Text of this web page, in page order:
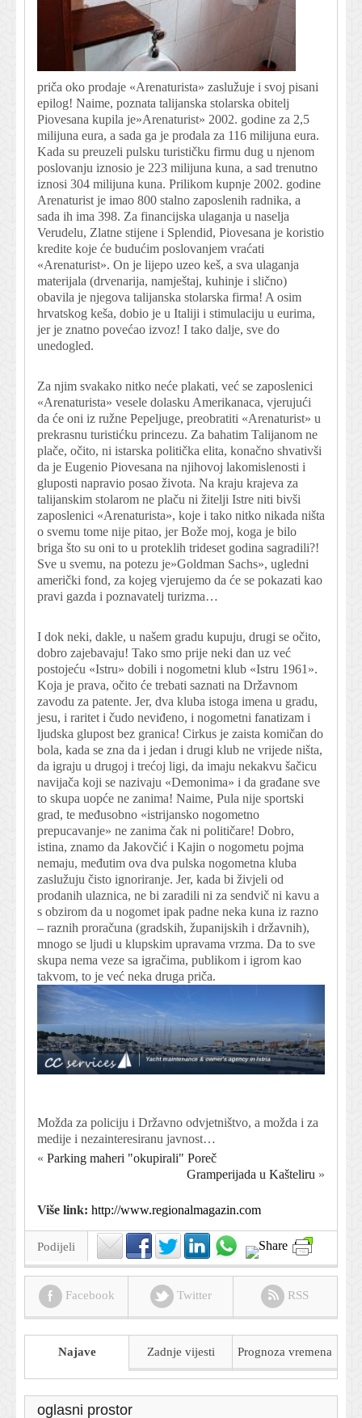
priča oko prodaje «Arenaturista» zaslužuje i svoj pisani
epilog! Naime, poznata talijanska stolarska obitelj
Piovesana kupila je»Arenaturist» 2002. godine za 2,5
milijuna eura, a sada ga je prodala za 116 milijuna eura.
Kada su preuzeli pulsku turističku firmu dug u njenom
poslovanju iznosio je 223 milijuna kuna, a sad trenutno
iznosi 304 milijuna kuna. Prilikom kupnje 2002. godine
Arenaturist je imao 800 stalno zaposlenih radnika, a
sada ih ima 398. Za financijska ulaganja u naselja
Verudelu, Zlatne stijene i Splendid, Piovesana je koristio
kredite koje će budućim poslovanjem vraćati
«Arenaturist». On je lijepo uzeo keš, a sva ulaganja
materijala (drvenarija, namještaj, kuhinje i slično)
obavila je njegova talijanska stolarska firma! A osim
hrvatskog keša, dobio je u Italiji i stimulaciju u eurima,
jer je znatno povećao izvoz! I tako dalje, sve do
unedogled.
Za njim svakako nitko neće plakati, već se zaposlenici
«Arenaturista» vesele dolasku Amerikanaca, vjerujući
da će oni iz ružne Pepeljuge, preobratiti «Arenaturist» u
prekrasnu turistićku princezu. Za bahatim Talijanom ne
plače, očito, ni istarska politička elita, konačno shvativši
da je Eugenio Piovesana na njihovoj lakomislenosti i
gluposti napravio posao života. Na kraju krajeva za
talijanskim stolarom ne plaču ni žitelji Istre niti bivši
zaposlenici «Arenaturista», koje i tako nitko nikada ništa
o svemu tome nije pitao, jer Bože moj, koga je bilo
briga što su oni to u proteklih trideset godina sagradili?!
Sve u svemu, na potezu je»Goldman Sachs», ugledni
američki fond, za kojeg vjerujemo da će se pokazati kao
pravi gazda i poznavatelj turizma…
I dok neki, dakle, u našem gradu kupuju, drugi se očito,
dobro zajebavaju! Tako smo prije neki dan uz već
postojeću «Istru» dobili i nogometni klub «Istru 1961».
Koja je prava, očito će trebati saznati na Državnom
zavodu za patente. Jer, dva kluba istoga imena u gradu,
jesu, i raritet i čudo neviđeno, i nogometni fanatizam i
ljudska glupost bez granica! Cirkus je zaista komičan do
bola, kada se zna da i jedan i drugi klub ne vrijede ništa,
da igraju u drugoj i trećoj ligi, da imaju nekakvu šačicu
navijača koji se nazivaju «Demonima» i da građane sve
to skupa uopće ne zanima! Naime, Pula nije sportski
grad, te međusobno «istrijansko nogometno
prepucavanje» ne zanima čak ni političare! Dobro,
istina, znamo da Jakovčić i Kajin o nogometu pojma
nemaju, međutim ova dva pulska nogometna kluba
zaslužuju čisto ignoriranje. Jer, kada bi živjeli od
prodanih ulaznica, ne bi zaradili ni za sendvič ni kavu a
s obzirom da u nogomet ipak padne neka kuna iz razno
– raznih proračuna (gradskih, županijskih i državnih),
mnogo se ljudi u klupskim upravama vrzma. Da to sve
skupa nema veze sa igračima, publikom i igrom kao
takvom, to je već neka druga priča.
Možda za policiju i Državno odvjetništvo, a možda i za
medije i nezainteresiranu javnost…
« Parking maheri "okupirali" Poreč
Gramperijada u Kašteliru »
Više link: http://www.regionalmagazin.com
Podijeli
Facebook Twitter RSS
Najave Zadnje vijesti Prognoza vremena
oglasni prostor